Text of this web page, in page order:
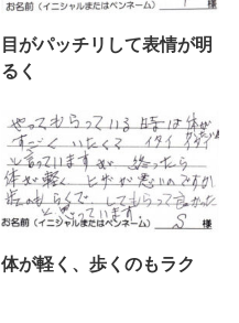
目がパッチリして表情が明
るく
体が軽く、歩くのもラク